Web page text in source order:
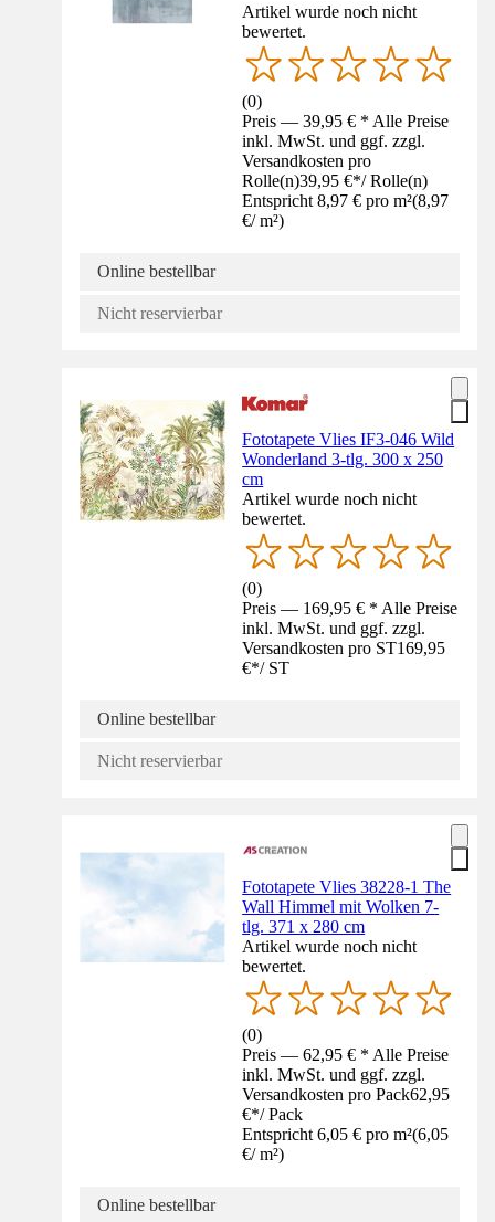
Artikel wurde noch nicht
bewertet.
(0)
Preis — 39,95 € * Alle Preise
inkl. MwSt. und ggf. zzgl.
Versandkosten pro
Rolle(n)39,95 €*/ Rolle(n)
Entspricht 8,97 € pro m²(8,97
€/ m²)
Online bestellbar
Nicht reservierbar
Fototapete Vlies IF3-046 Wild
Wonderland 3-tlg. 300 x 250
cm
Artikel wurde noch nicht
bewertet.
(0)
Preis — 169,95 € * Alle Preise
inkl. MwSt. und ggf. zzgl.
Versandkosten pro ST169,95
€*/ ST
Online bestellbar
Nicht reservierbar
Fototapete Vlies 38228-1 The
Wall Himmel mit Wolken 7-
tlg. 371 x 280 cm
Artikel wurde noch nicht
bewertet.
(0)
Preis — 62,95 € * Alle Preise
inkl. MwSt. und ggf. zzgl.
Versandkosten pro Pack62,95
€*/ Pack
Entspricht 6,05 € pro m²(6,05
€/ m²)
Online bestellbar